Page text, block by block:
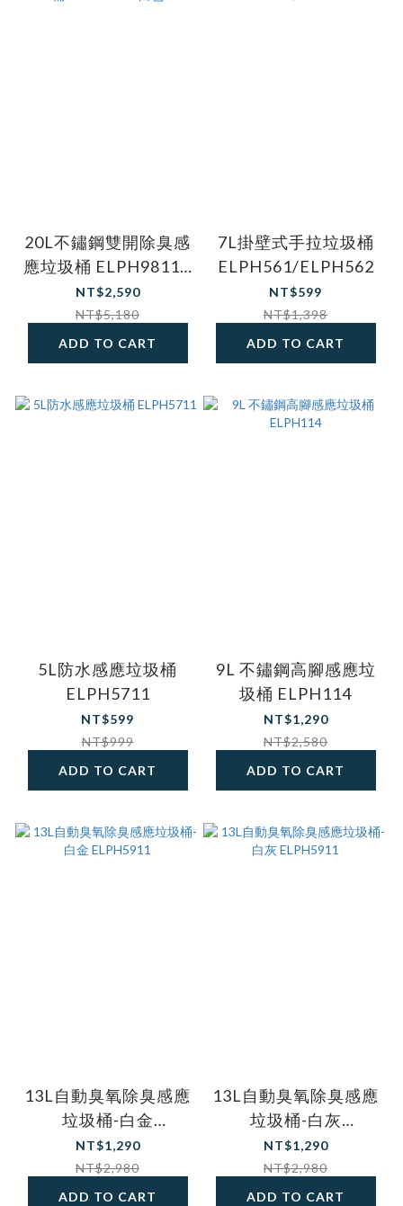
20L不鏽鋼雙開除臭感
應垃圾桶 ELPH9811U
白色
NT$2,590
NT$5,180
ADD TO CART
7L掛壁式手拉垃圾桶
ELPH561/ELPH562
NT$599
NT$1,398
ADD TO CART
5L防水感應垃圾桶
ELPH5711
NT$599
NT$999
ADD TO CART
9L 不鏽鋼高腳感應垃
圾桶 ELPH114
NT$1,290
NT$2,580
ADD TO CART
13L自動臭氧除臭感應
垃圾桶-白金
ELPH5911
NT$1,290
NT$2,980
ADD TO CART
13L自動臭氧除臭感應
垃圾桶-白灰
ELPH5911
NT$1,290
NT$2,980
ADD TO CART